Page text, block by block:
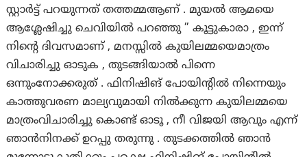
സ്റ്റാർട്ട് പറയുന്നത് തത്തമ്മആണ് . മുയൽ ആമയെ
ആശ്ലേഷിച്ചു ചെവിയിൽ പറഞ്ഞു ” കൂട്ടുകാരാ , ഇന്ന്
നിന്റെ ദിവസമാണ് , മനസ്സിൽ കുയിലമ്മയെമാത്രം
വിചാരിച്ചു ഓടുക , തുടങ്ങിയാൽ പിന്നെ
ഒന്നുംനോക്കരുത് . ഫിനിഷിങ് പോയിന്റിൽ നിന്നെയും
കാത്തുവരണ മാല്യവുമായി നിൽക്കുന്ന കുയിലമ്മയെ
മാത്രംവിചാരിച്ചു കൊണ്ട് ഓടൂ , നീ വിജയി ആവും എന്ന്
ഞാൻനിനക്ക് ഉറപ്പു തരുന്നു . തുടക്കത്തിൽ ഞാൻ